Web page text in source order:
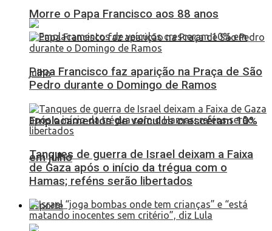
Emplacamentos de veículos cresceram 10%
em julho
Esporte
Morre o Papa Francisco aos 88 anos
Papa Francisco faz aparição na Praça de São
Pedro durante o Domingo de Ramos
Tanques de guerra de Israel deixam a Faixa
de Gaza após o início da trégua com o
Hamas; reféns serão libertados